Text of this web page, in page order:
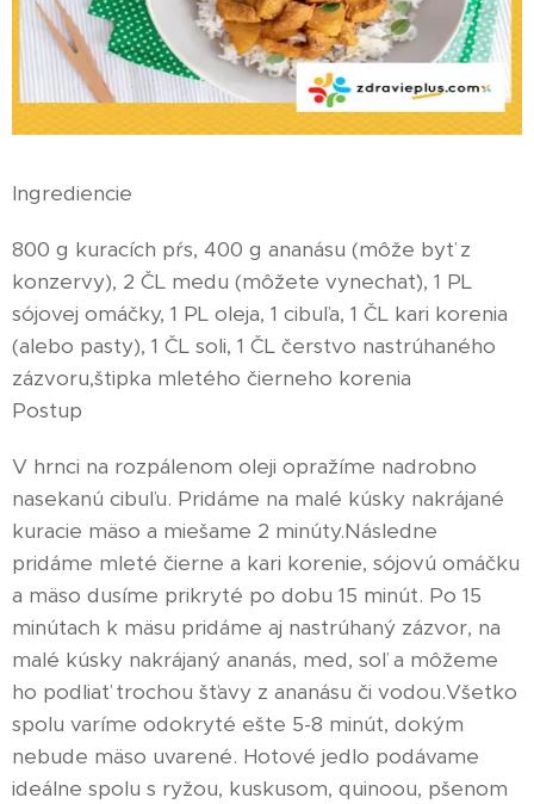
Ingrediencie
800 g kuracích pŕs, 400 g ananásu (môže byť z
konzervy), 2 ČL medu (môžete vynechať), 1 PL
sójovej omáčky, 1 PL oleja, 1 cibuľa, 1 ČL kari korenia
(alebo pasty), 1 ČL soli, 1 ČL čerstvo nastrúhaného
zázvoru,štipka mletého čierneho korenia
Postup
V hrnci na rozpálenom oleji opražíme nadrobno
nasekanú cibuľu. Pridáme na malé kúsky nakrájané
kuracie mäso a miešame 2 minúty.Následne
pridáme mleté čierne a kari korenie, sójovú omáčku
a mäso dusíme prikryté po dobu 15 minút. Po 15
minútach k mäsu pridáme aj nastrúhaný zázvor, na
malé kúsky nakrájaný ananás, med, soľ a môžeme
ho podliať trochou šťavy z ananásu či vodou.Všetko
spolu varíme odokryté ešte 5-8 minút, dokým
nebude mäso uvarené. Hotové jedlo podávame
ideálne spolu s ryžou, kuskusom, quinoou, pšenom